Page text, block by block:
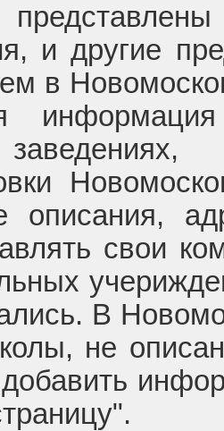
и другие
в
описания,
свои
В
не